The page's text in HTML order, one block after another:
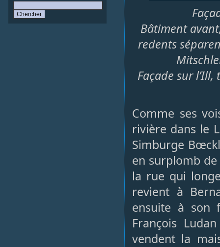
Bâtiment
redents
Façade sur
Comme ses
rivière dans le
Simburge
en surplomb
la rue qui
revient à
ensuite à son
François
vendent la